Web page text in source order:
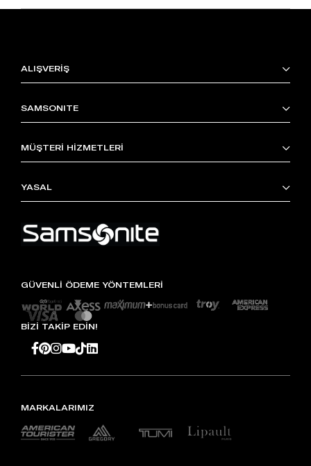
ALIŞVERİŞ
SAMSONITE
MÜŞTERİ HİZMETLERİ
YASAL
GÜVENLİ ÖDEME YÖNTEMLERİ
BİZİ TAKİP EDİN!
MARKALARIMIZ